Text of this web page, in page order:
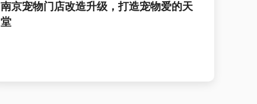
南京宠物门店改造升级，打造宠物爱的天
堂